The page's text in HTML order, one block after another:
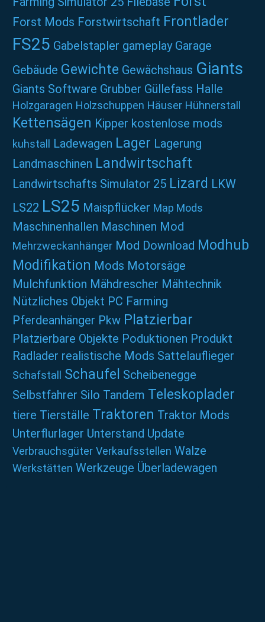
Forst Mods Forstwirtschaft Frontlader
FS25 Gabelstapler gameplay Garage
Gebäude Gewichte Gewächshaus Giants
Giants Software Grubber Güllefass Halle
Holzgaragen Holzschuppen Häuser Hühnerstall
Kettensägen Kipper kostenlose mods
kuhstall Ladewagen Lager Lagerung
Landmaschinen Landwirtschaft
Landwirtschafts Simulator 25 Lizard LKW
LS22 LS25 Maispflücker Map Mods
Maschinenhallen Maschinen Mod
Mehrzweckanhänger Mod Download Modhub
Modifikation Mods Motorsäge
Mulchfunktion Mähdrescher Mähtechnik
Nützliches Objekt PC Farming
Pferdeanhänger Pkw Platzierbar
Platzierbare Objekte Poduktionen Produkt
Radlader realistische Mods Sattelauflieger
Schafstall Schaufel Scheibenegge
Selbstfahrer Silo Tandem Teleskoplader
tiere Tierställe Traktoren Traktor Mods
Unterflurlager Unterstand Update
Verbrauchsgüter Verkaufsstellen Walze
Werkstätten Werkzeuge Überladewagen